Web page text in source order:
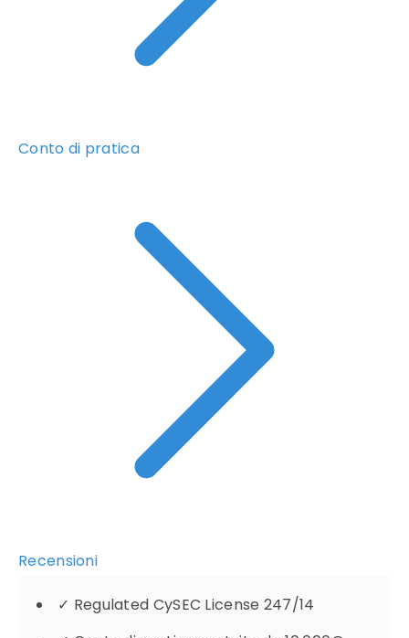
Conto di pratica
Recensioni
✓ Regulated CySEC License 247/14